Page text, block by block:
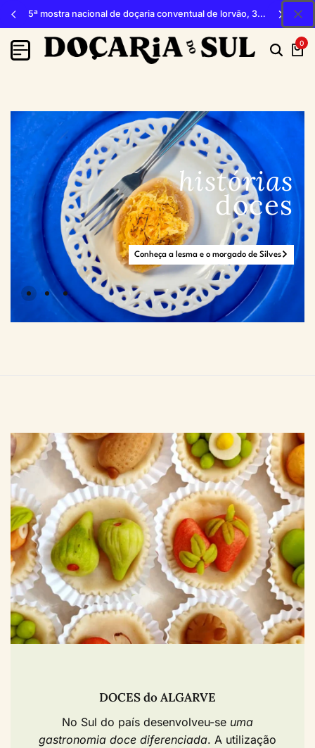
5ª mostra nacional de doçaria conventual de lorvão, 3, 4 e 5 de outubro 2026, penacova
0
histórias
doces
Conheça a lesma e o morgado de Silves
DOCES do ALGARVE​
No Sul do país desenvolveu-se uma
gastronomia doce diferenciada. A utilização